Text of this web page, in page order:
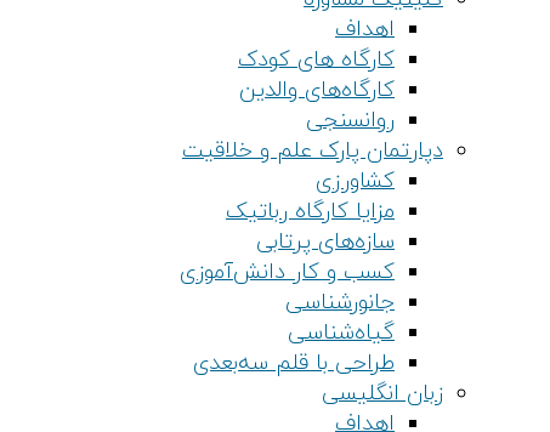
اهداف
کارگاه های کودک
کارگاه‌های والدین
روانسنجی
دپارتمان پارک علم و خلاقیت
کشاورزی
مزایا کارگاه رباتیک
سازه‌های پرتابی
کسب و کار دانش‌آموزی
جانورشناسی
گیاه‌شناسی
طراحی با قلم سه‌بعدی
زبان انگلیسی
اهداف